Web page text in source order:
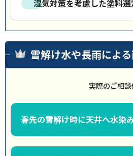
湿気対策を考慮した塗料
雪解け水や長雨によ
実際のご相談
春先の雪解け時に天井へ水染